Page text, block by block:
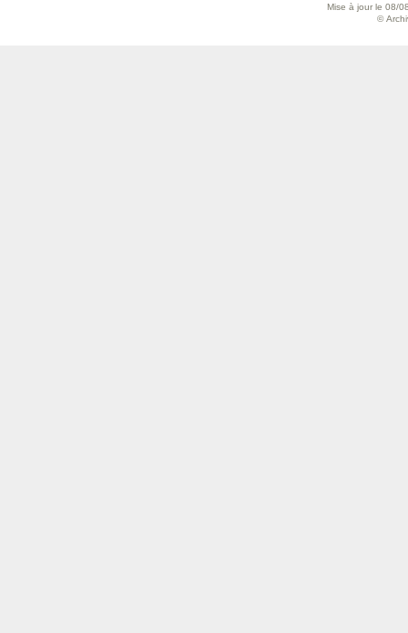
Mise à jour le 08/
©